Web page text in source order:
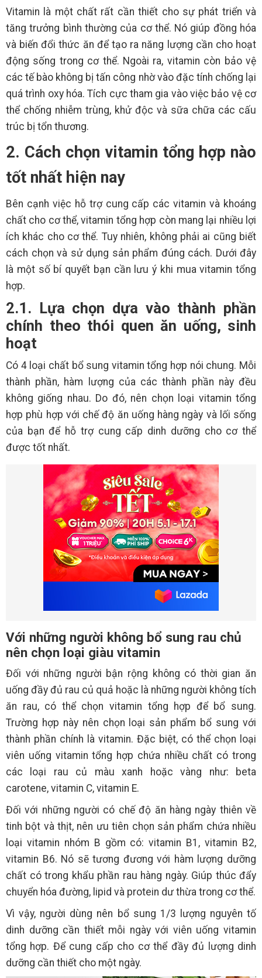
Vitamin là một chất rất cần thiết cho sự phát triển và
tăng trưởng bình thường của cơ thể. Nó giúp đồng hóa
và biến đổi thức ăn để tạo ra năng lượng cần cho hoạt
động sống trong cơ thể. Ngoài ra, vitamin còn bảo vệ
các tế bào không bị tấn công nhờ vào đặc tính chống lại
quá trình oxy hóa. Tích cực tham gia vào việc bảo vệ cơ
thể chống nhiễm trùng, khử độc và sữa chữa các cấu
trúc bị tổn thương.
2. Cách chọn vitamin tổng hợp nào
tốt nhất hiện nay
Bên cạnh việc hỗ trợ cung cấp các vitamin và khoáng
chất cho cơ thể, vitamin tổng hợp còn mang lại nhiều lợi
ích khác cho cơ thể. Tuy nhiên, không phải ai cũng biết
cách chọn và sử dụng sản phẩm đúng cách. Dưới đây
là một số bí quyết bạn cần lưu ý khi mua vitamin tổng
hợp.
2.1. Lựa chọn dựa vào thành phần
chính theo thói quen ăn uống, sinh
hoạt
Có 4 loại chất bổ sung vitamin tổng hợp nói chung. Mỗi
thành phần, hàm lượng của các thành phần này đều
không giống nhau. Do đó, nên chọn loại vitamin tổng
hợp phù hợp với chế độ ăn uống hàng ngày và lối sống
của bạn để hỗ trợ cung cấp dinh dưỡng cho cơ thể
được tốt nhất.
Với những người không bổ sung rau chủ
nên chọn loại giàu vitamin
Đối với những người bận rộng không có thời gian ăn
uống đầy đủ rau củ quả hoặc là những người không tích
ăn rau, có thể chọn vitamin tổng hợp để bổ sung.
Trường hợp này nên chọn loại sản phẩm bổ sung với
thành phần chính là vitamin. Đặc biệt, có thể chọn loại
viên uống vitamin tổng hợp chứa nhiều chất có trong
các loại rau củ màu xanh hoặc vàng như: beta
carotene, vitamin C, vitamin E.
Đối với những người có chế độ ăn hàng ngày thiên về
tinh bột và thịt, nên ưu tiên chọn sản phẩm chứa nhiều
loại vitamin nhóm B gồm có: vitamin B1, vitamin B2,
vitamin B6. Nó sẽ tương đương với hàm lượng dưỡng
chất có trong khẩu phần rau hàng ngày. Giúp thúc đẩy
chuyển hóa đường, lipid và protein dư thừa trong cơ thể.
Vì vậy, người dùng nên bổ sung 1/3 lượng nguyên tố
dinh dưỡng cần thiết mỗi ngày với viên uống vitamin
tổng hợp. Để cung cấp cho cơ thể đầy đủ lượng dinh
dưỡng cần thiết cho một ngày.